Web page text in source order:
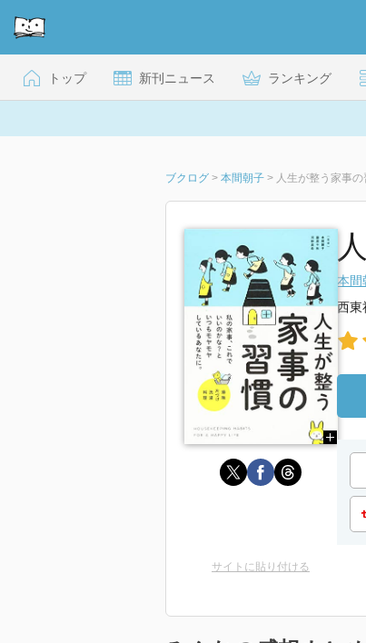
トップ 新刊ニュース ランキング
ブクログ > 本間朝子 > 人生が整う家事の
本間
西東
サイトに貼り付ける